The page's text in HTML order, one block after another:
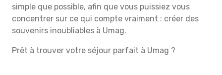
simple que possible, afin que vous puissiez vous
concentrer sur ce qui compte vraiment : créer des
souvenirs inoubliables à Umag.
Prêt à trouver votre séjour parfait à Umag ?